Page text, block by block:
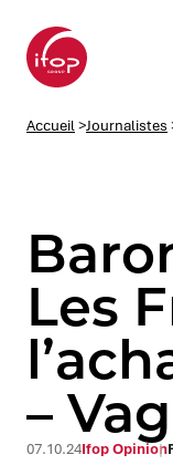
submenu
submenu
submenu
Accueil>Journalistes
Les
–
07.10.24Ifop Opinion